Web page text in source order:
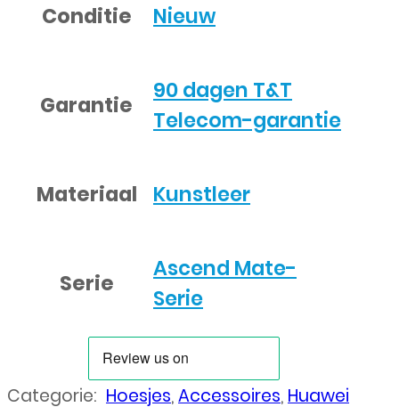
Conditie Nieuw
Garantie
90 dagen T&T
Telecom-garantie
Materiaal Kunstleer
Serie
Ascend Mate-
Serie
Categorie: Hoesjes,Accessoires, Huawei